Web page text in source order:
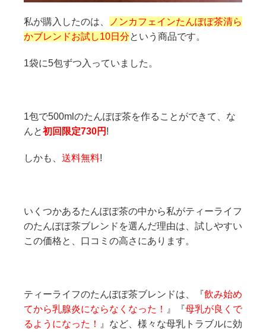
私が購入したのは、
ノンカフェインたんぽぽ茶清ら
かブレンドお試し10日分という商品です。
1袋に5包ずつ入っていました。
1包で500mlのたんぽぽ茶を作ることができて、な
んと初回限定730円 !
しかも、 送料無料!
いくつかあるたんぽぽ茶の中から私がティーライフ
のたんぽぽ茶ブレンドを選んだ理由は、試しやすい
この価格と、口コミの高さにあります。
ティーライフのたんぽぽ茶ブレンドは、『飲み始め
てから乳腺炎にならなくなった！
』『母乳が良くで
るようになった！
』など、様々な母乳トラブルに効